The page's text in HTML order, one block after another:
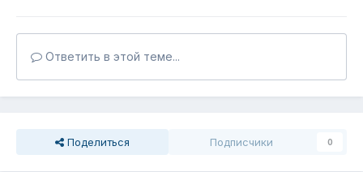
Ответить в этой теме...
Поделиться Подписчики 0